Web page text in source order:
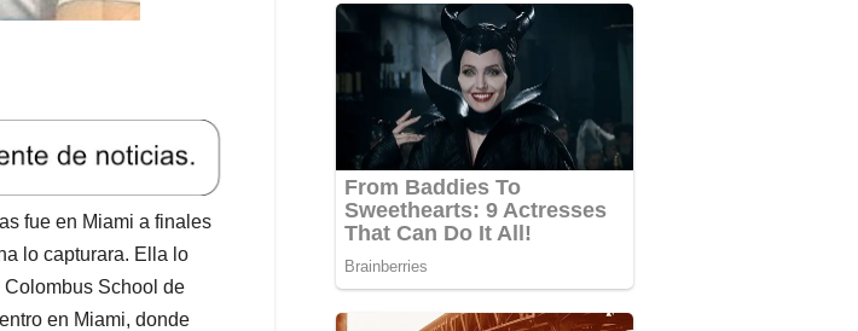
fue en Miami a finales
lo capturara. Ella lo
School de
en Miami, donde